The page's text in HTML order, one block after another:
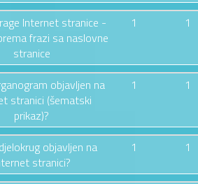
Internet stranice -
frazi sa naslovne
stranice
1 1
objavljen na
stranici (šematski
prikaz)?
1 1
objavljen na
stranici?
1 1